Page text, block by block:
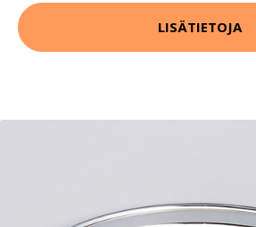
LISÄTIETOJA